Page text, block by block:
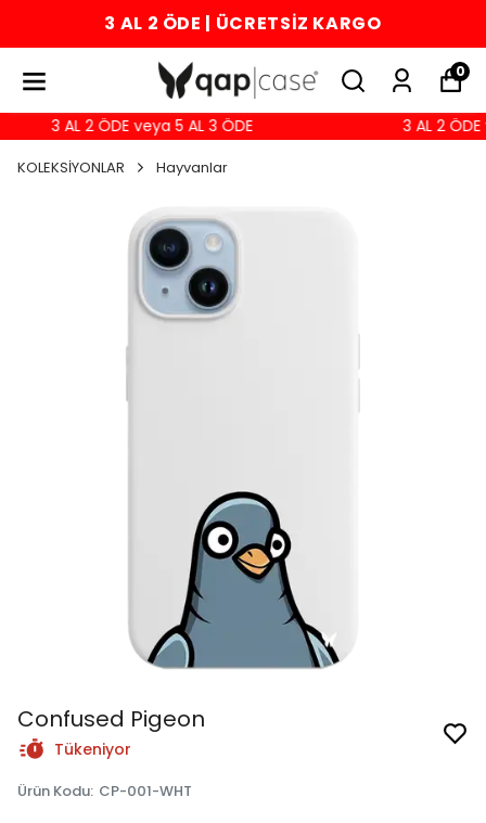
3 AL 2 ÖDE | ÜCRETSİZ KARGO
0
3 AL 2 ÖDE veya 5 AL 3 ÖDE 3 AL 2 ÖDE
KOLEKSİYONLAR Hayvanlar
Confused Pigeon
Tükeniyor
Ürün Kodu: CP-001-WHT